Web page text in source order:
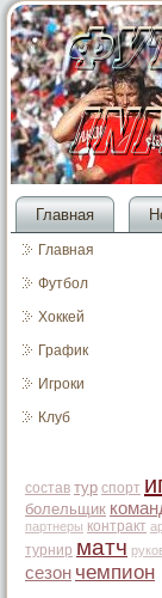
Главная
Главная
Футбол
Хоккей
График
Игроки
Клуб
состав тур спорт
болельщик
партнеры контракт
турнир матч
сезон чемпион